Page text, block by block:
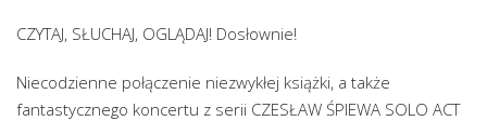
CZYTAJ, SŁUCHAJ, OGLĄDAJ! Dosłownie!
Niecodzienne połączenie niezwykłej książki, a także
fantastycznego koncertu z serii CZESŁAW ŚPIEWA SOLO ACT